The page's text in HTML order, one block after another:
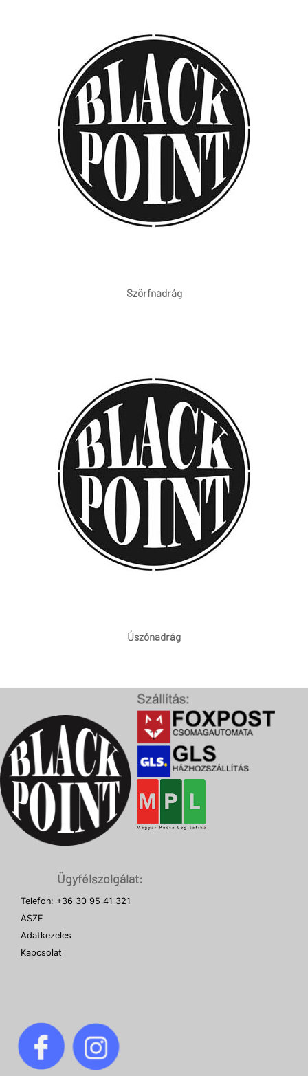
Szörfnadrág
Úszónadrág
Ügyfélszolgálat:
Telefon: +36 30 95 41 321
ASZF
Adatkezeles
Kapcsolat